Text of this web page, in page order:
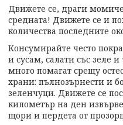
Движете се, драги
средната! Движете се и
количества последните
Консумирайте често
и сусам, салати със зеле
много помагат срещу
храни: пълнозърнести и
зеленчуци. Движете се
километър на ден
щори и пердета от